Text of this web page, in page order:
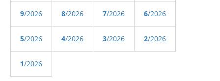
9/2026 8/2026 7/2026 6/2026
5/2026 4/2026 3/2026 2/2026
1/2026